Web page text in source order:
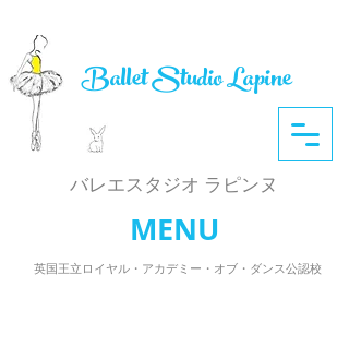
英国王立ロイヤル・アカデミー・オブ・ダンス公認校
​バレエスタジオ ラピンヌ
Ballet Studio Lapine
MENU